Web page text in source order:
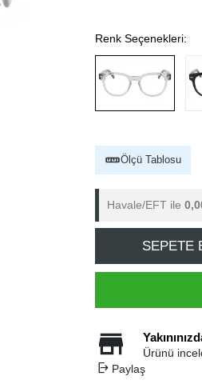
Renk Seçenekleri:
Ölçü Tablosu
Havale/EFT ile
SEPETE
Ürünü
Paylaş